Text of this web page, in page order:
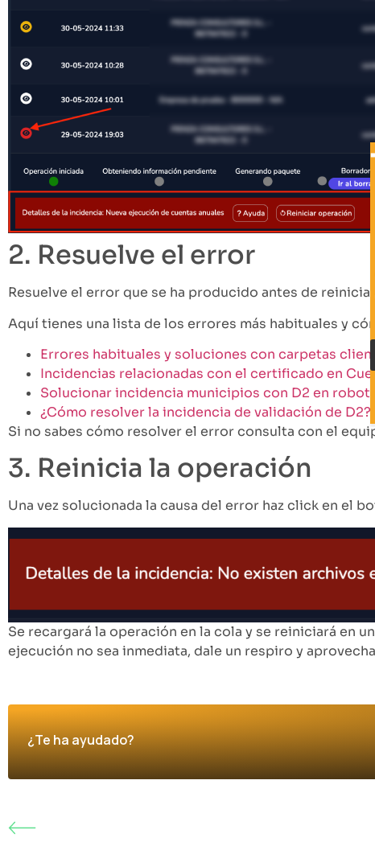
2. Resuelve el error
Resuelve el error que se ha producido antes de
Aquí tienes una lista de los errores más habituales y
Errores habituales y soluciones con carpetas
Incidencias relacionadas con el certificado en
Solucionar incidencia municipios con D2 en robot
¿Cómo resolver la incidencia de validación de D2?
Si no sabes cómo resolver el error consulta con el
3. Reinicia la operación
Una vez solucionada la causa del error haz click en el
Se recargará la operación en la cola y se reiniciará en
ejecución no sea inmediata, dale un respiro y
¿Te ha ayudado?